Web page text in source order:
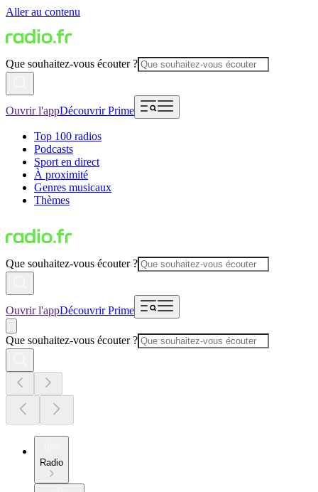
Aller au contenu
Que souhaitez-vous écouter ?
Ouvrir l'appDécouvrir Prime
Top 100 radios
Podcasts
Sport en direct
À proximité
Genres musicaux
Thèmes
Que souhaitez-vous écouter ?
Ouvrir l'appDécouvrir Prime
Que souhaitez-vous écouter ?
Radio